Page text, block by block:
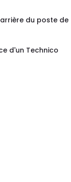
du poste de
d'un Technico